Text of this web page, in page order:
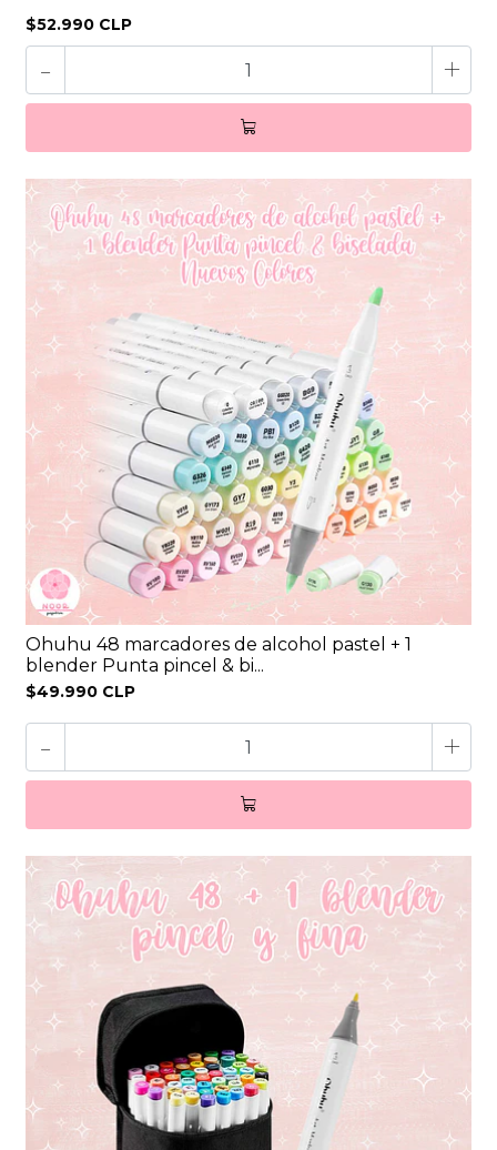
$52.990 CLP
- +
Ohuhu 48 marcadores de alcohol pastel + 1
blender Punta pincel & bi...
$49.990 CLP
- +